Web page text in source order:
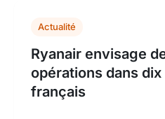
Actualité
Ryanair envisage
opérations dans
français